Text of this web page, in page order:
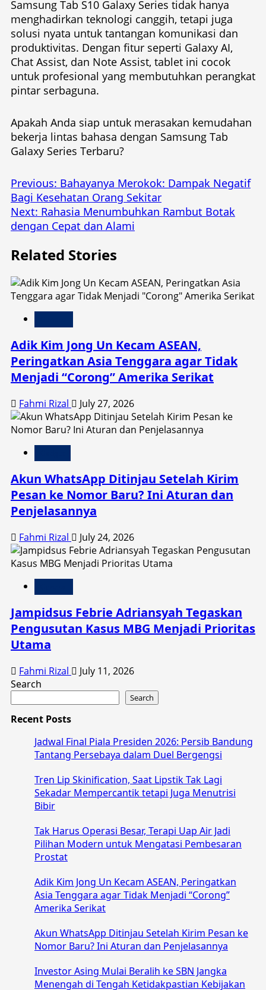
Samsung Tab S10 Galaxy Series tidak hanya
menghadirkan teknologi canggih, tetapi juga
solusi nyata untuk tantangan komunikasi dan
produktivitas. Dengan fitur seperti Galaxy AI,
Chat Assist, dan Note Assist, tablet ini cocok
untuk profesional yang membutuhkan perangkat
pintar serbaguna.
Apakah Anda siap untuk merasakan kemudahan
bekerja lintas bahasa dengan Samsung Tab
Galaxy Series Terbaru?
Post
navigation
Previous: Bahayanya Merokok: Dampak Negatif
Bagi Kesehatan Orang Sekitar
Next: Rahasia Menumbuhkan Rambut Botak
dengan Cepat dan Alami
Related Stories
Adik Kim Jong Un Kecam ASEAN,
Peringatkan Asia Tenggara agar Tidak
Menjadi “Corong” Amerika Serikat
Fahmi Rizal July 27, 2026
Akun WhatsApp Ditinjau Setelah Kirim
Pesan ke Nomor Baru? Ini Aturan dan
Penjelasannya
Fahmi Rizal July 24, 2026
Jampidsus Febrie Adriansyah Tegaskan
Pengusutan Kasus MBG Menjadi Prioritas
Utama
Fahmi Rizal
July 11, 2026
Search
Search
Recent Posts
Jadwal Final Piala Presiden 2026: Persib Bandung
Tantang Persebaya dalam Duel Bergengsi
Tren Lip Skinification, Saat Lipstik Tak Lagi
Sekadar Mempercantik tetapi Juga Menutrisi
Bibir
Tak Harus Operasi Besar, Terapi Uap Air Jadi
Pilihan Modern untuk Mengatasi Pembesaran
Prostat
Adik Kim Jong Un Kecam ASEAN, Peringatkan
Asia Tenggara agar Tidak Menjadi “Corong”
Amerika Serikat
Akun WhatsApp Ditinjau Setelah Kirim Pesan ke
Nomor Baru? Ini Aturan dan Penjelasannya
Investor Asing Mulai Beralih ke SBN Jangka
Menengah di Tengah Ketidakpastian Kebijakan